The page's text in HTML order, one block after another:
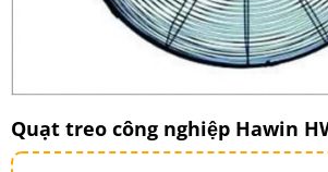
Quạt treo công nghiệp Hawin